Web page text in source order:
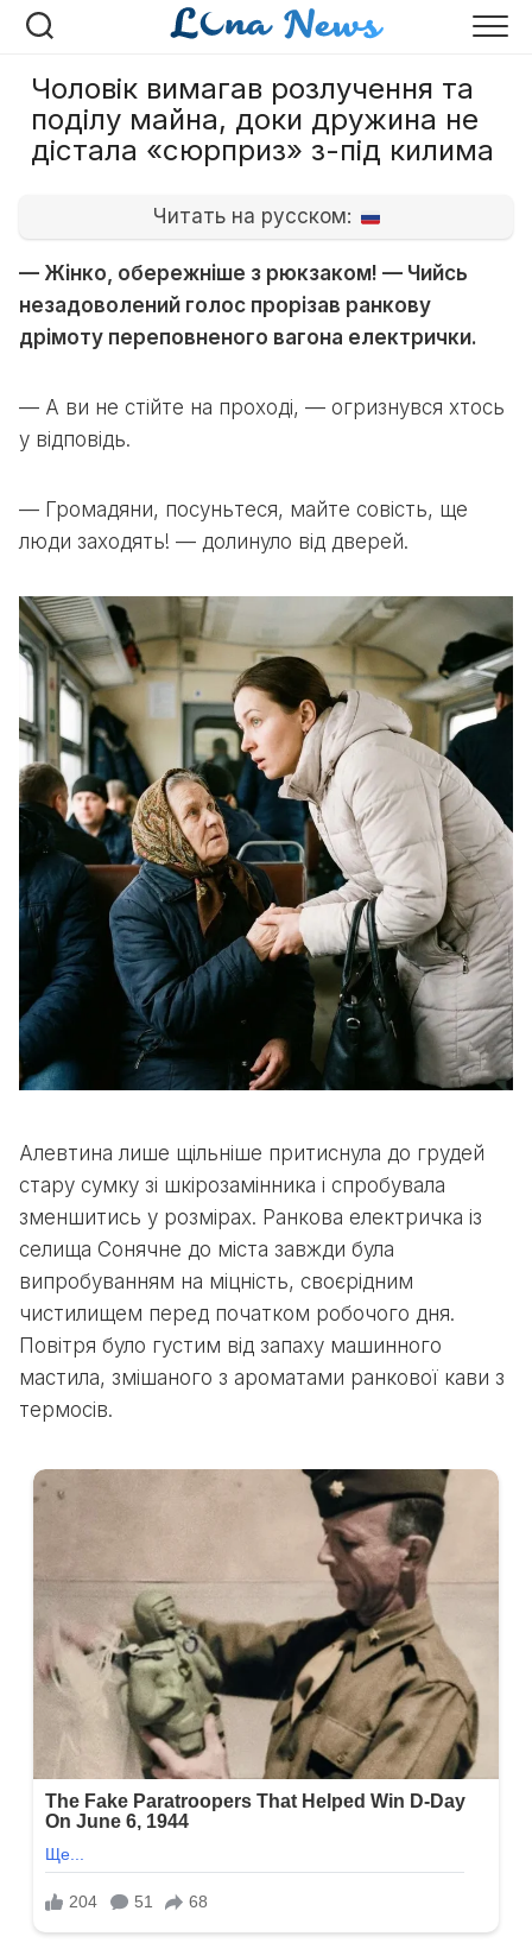
Перейти
Чоловік вимагав розлучення та
поділу майна, доки дружина не
дістала «сюрприз» з-під килима
Читать на русском:
— Жінко, обережніше з рюкзаком! — Чийсь
незадоволений голос прорізав ранкову
дрімоту переповненого вагона електрички.
— А ви не стійте на проході, — огризнувся хтось
у відповідь.
— Громадяни, посуньтеся, майте совість, ще
люди заходять! — долинуло від дверей.
Алевтина лише щільніше притиснула до грудей
стару сумку зі шкірозамінника і спробувала
зменшитись у розмірах. Ранкова електричка із
селища Сонячне до міста завжди була
випробуванням на міцність, своєрідним
чистилищем перед початком робочого дня.
Повітря було густим від запаху машинного
мастила, змішаного з ароматами ранкової кави з
термосів.